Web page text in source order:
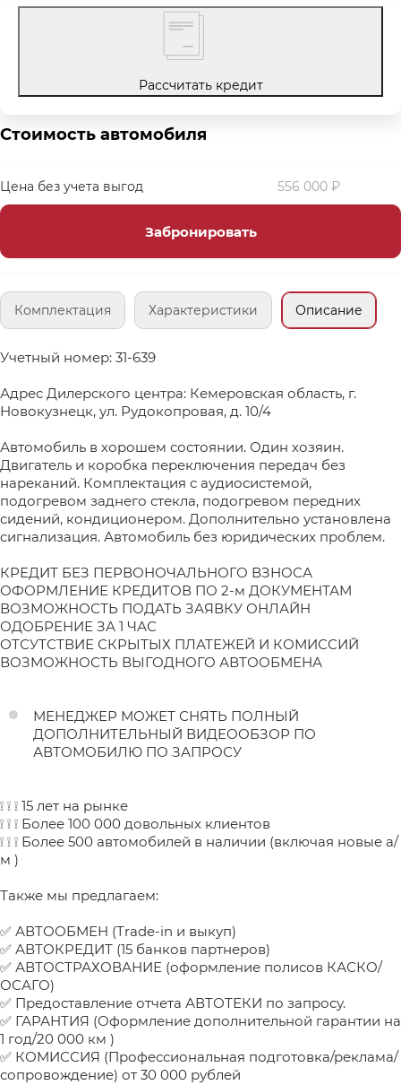
Рассчитать кредит
Стоимость автомобиля
Цена без учета выгод 556 000 ₽
Забронировать
Комплектация Характеристики Описание
Учетный номер: 31-639
Адрес Дилерского центра: Кемеровская область, г.
Новокузнецк, ул. Рудокопровая, д. 10/4
Автомобиль в хорошем состоянии. Один хозяин.
Двигатель и коробка переключения передач без
нареканий. Комплектация с аудиосистемой,
подогревом заднего стекла, подогревом передних
сидений, кондиционером. Дополнительно установлена
сигнализация. Автомобиль без юридических проблем.
КРЕДИТ БЕЗ ПЕРВОНОЧАЛЬНОГО ВЗНОСА
ОФОРМЛЕНИЕ КРЕДИТОВ ПО 2-м ДОКУМЕНТАМ
ВОЗМОЖНОСТЬ ПОДАТЬ ЗАЯВКУ ОНЛАЙН
ОДОБРЕНИЕ ЗА 1 ЧАС
ОТСУТСТВИЕ СКРЫТЫХ ПЛАТЕЖЕЙ И КОМИССИЙ
ВОЗМОЖНОСТЬ ВЫГОДНОГО АВТООБМЕНА
МЕНЕДЖЕР МОЖЕТ СНЯТЬ ПОЛНЫЙ
ДОПОЛНИТЕЛЬНЫЙ ВИДЕООБЗОР ПО
АВТОМОБИЛЮ ПО ЗАПРОСУ
❕ ❕ ❕ 15 лет на рынке
❕ ❕ ❕ Более 100 000 довольных клиентов
❕ ❕ ❕ Более 500 автомобилей в наличии (включая новые а/
м )
Также мы предлагаем:
✅ АВТООБМЕН (Trade-in и выкуп)
✅ АВТОКРЕДИТ (15 банков партнеров)
✅ АВТОСТРАХОВАНИЕ (оформление полисов КАСКО/
ОСАГО)
✅ Предоставление отчета АВТОТЕКИ по запросу.
✅ ГАРАНТИЯ (Оформление дополнительной гарантии на
1 год/20 000 км )
✅ КОМИССИЯ (Профессиональная подготовка/реклама/
сопровождение) от 30 000 рублей